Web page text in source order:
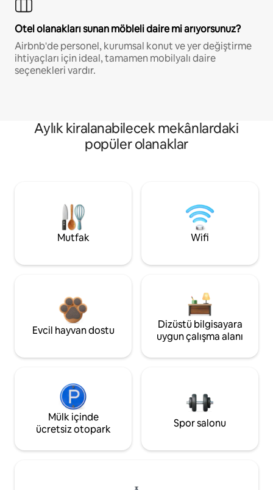
Otel olanakları sunan möbleli daire mi arıyorsunuz?
Airbnb'de personel, kurumsal konut ve yer değiştirme
ihtiyaçları için ideal, tamamen mobilyalı daire
seçenekleri vardır.
Aylık kiralanabilecek mekânlardaki
popüler olanaklar
Mutfak Wifi
Evcil hayvan dostu
Dizüstü bilgisayara
uygun çalışma alanı
Mülk içinde
ücretsiz otopark
Spor salonu